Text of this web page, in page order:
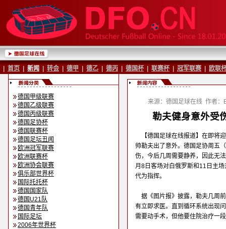
首页 新闻 转会 德甲 德乙 德丙 德国杯 联赛杯 冠军联赛 欧联
德国甲级联赛
德国乙级联赛
德国丙级联赛
德国足协杯
德国联赛杯
德国足坛丑闻
欧洲冠军联赛
欧洲联赛杯
欧洲协会联赛
俱乐部世界杯
国际托托杯
德国国家队
德国U21队
德国青年队
国际足坛
2006年世界杯
来源：德国足球在线 作者：
勒夫健身意外受
【德国足球在线报道】在即将
帅勒夫出了意外。德国足协周五
伤，今后几周需要静养，因此无
月8日客场对白俄罗斯和11日主
代为指挥。
据《图片报》披露，勒夫几周
有立即求医。直到循环系统出现
需要动手术，但他要住院治疗一